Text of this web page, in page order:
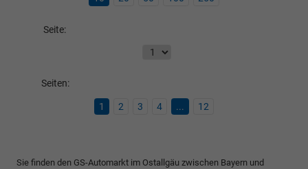
Seite:
Seiten:
1 2 3 4 ... 12
Sie finden den GS-Automarkt im Ostallgäu zwischen Bayern und